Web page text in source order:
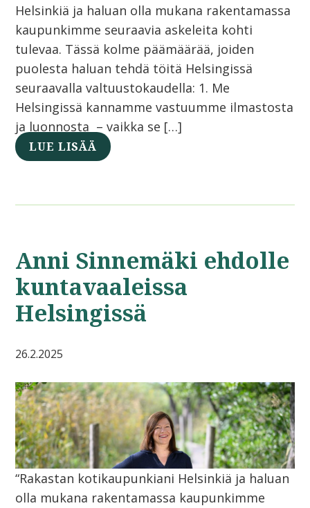
Helsinkiä ja haluan olla mukana rakentamassa
kaupunkimme seuraavia askeleita kohti
tulevaa. Tässä kolme päämäärää, joiden
puolesta haluan tehdä töitä Helsingissä
seuraavalla valtuustokaudella: 1. Me
Helsingissä kannamme vastuumme ilmastosta
ja luonnosta – vaikka se […]
LUE LISÄÄ
Anni Sinnemäki ehdolle
kuntavaaleissa
Helsingissä
26.2.2025
“Rakastan kotikaupunkiani Helsinkiä ja haluan
olla mukana rakentamassa kaupunkimme